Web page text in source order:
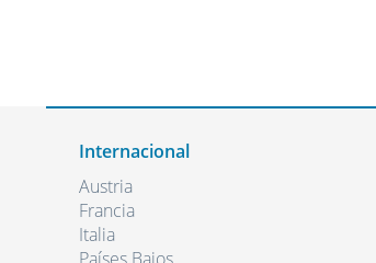
Internacional
Austria
Francia
Italia